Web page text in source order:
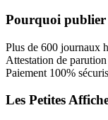
Pourquoi publier
Plus de 600 journaux
Attestation de
Paiement 100%
Les Petites